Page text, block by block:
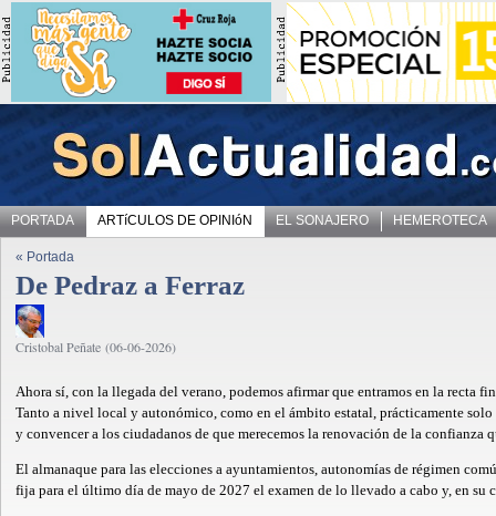
PORTADA ARTíCULOS DE OPINIóN EL SONAJERO HEMEROTECA
« Portada
De Pedraz a Ferraz
Cristobal Peñate (06-06-2026)
Ahora sí, con la llegada del verano, podemos afirmar que entramos en la recta
Tanto a nivel local y autonómico, como en el ámbito estatal, prácticamente
y convencer a los ciudadanos de que merecemos la renovación de la confianza
El almanaque para las elecciones a ayuntamientos, autonomías de régimen
fija para el último día de mayo de 2027 el examen de lo llevado a cabo y, en su